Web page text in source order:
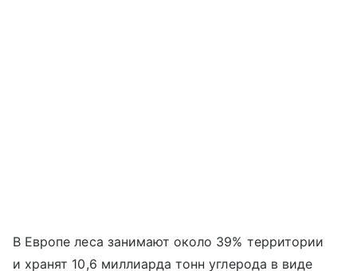
В Европе леса занимают около 39% территории
и хранят 10,6 миллиарда тонн углерода в виде